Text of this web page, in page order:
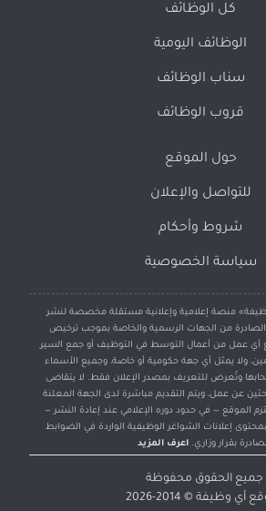
كل الوظائف
الوظائف اليومية
سناب الوظائف
قروب الوظائف
حول الموقع
للتواصل والإعلان
شروط وأحكام
سياسة الخصوصية
منصة إعلامية وإعلانية مستقلة مخصصة لنشر
الصادرة من الجهات الرسمية والخاصة بموجب ترخيص
أي عمل من أعمال التوسط في التوظيف أو جمع السير
ولا يمثل أي جهة حكومية أو خاصة، وجميع الأسماء
وتُعرض للتعريف بمصدر الإعلان فقط. لا يتقاضى
عن عمل، ويتم التقديم مباشرة لدى الجهة المعلنة
الموقع — في حدود دوره الإعلامي عند إعادة النشر —
إعلانات الشواغر الوظيفية الواردة في الضوابط
بقرار وزاري. اعرف المزيد
جميع الحقوق محفوظة
أي وظيفة © 2014-2026